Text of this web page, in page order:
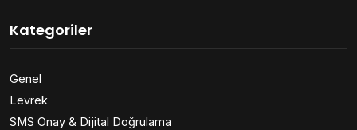
Kategoriler
Genel
Levrek
SMS Onay & Dijital Doğrulama